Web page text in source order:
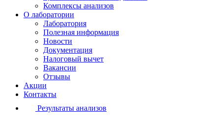
Комплексы анализов
О лаборатории
Лаборатория
Полезная информация
Новости
Документация
Налоговый вычет
Вакансии
Отзывы
Акции
Контакты
Результаты анализов